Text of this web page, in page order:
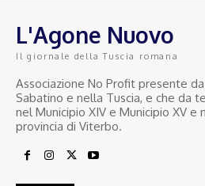
L'Agone Nuovo
Il giornale della Tuscia romana
Associazione No Profit presente
Sabatino e nella Tuscia, e che da
nel Municipio XIV e Municipio XV
provincia di Viterbo.